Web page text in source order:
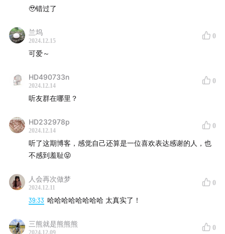
🥹错过了
兰坞
2024.12.15
0
可爱～
HD490733n
2024.12.14
0
听友群在哪里？
HD232978p
2024.12.14
0
听了这期博客，感觉自己还算是一位喜欢表达感谢的人，也
不感到羞耻😝
人会再次做梦
2024.12.11
0
39:33 哈哈哈哈哈哈哈哈 太真实了！
三熊就是熊熊熊
2024.12.09
0